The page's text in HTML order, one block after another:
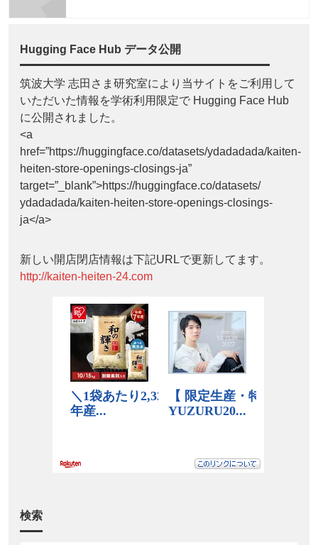
Hugging Face Hub データ公開
筑波大学 志田さま研究室により当サイトをご利用して
いただいた情報を学術利用限定で Hugging Face Hub
に公開されました。
<a
href=”https://huggingface.co/datasets/ydadadada/kaiten-
heiten-store-openings-closings-ja”
target=”_blank”>https://huggingface.co/datasets/
ydadadada/kaiten-heiten-store-openings-closings-
ja</a>
新しい開店閉店情報は下記URLで更新してます。
http://kaiten-heiten-24.com
検索